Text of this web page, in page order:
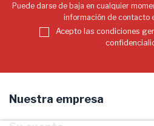
Puede darse de baja en cualquier
información de contacto
Acepto las condiciones
Nuestra empresa